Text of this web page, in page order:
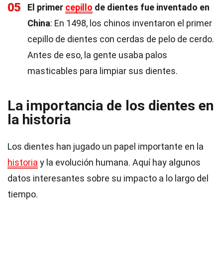
05 El primer cepillo de dientes fue inventado en
China: En 1498, los chinos inventaron el primer
cepillo de dientes con cerdas de pelo de cerdo.
Antes de eso, la gente usaba palos
masticables para limpiar sus dientes.
La importancia de los dientes en
la historia
Los dientes han jugado un papel importante en la
historia y la evolución humana. Aquí hay algunos
datos interesantes sobre su impacto a lo largo del
tiempo.